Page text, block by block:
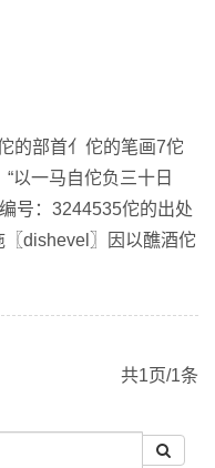
的部首亻佗的笔画7佗
以一马自佗负三十日
号：3244535佗的出处
〖dishevel〗因以醮酒佗
共1页/1条